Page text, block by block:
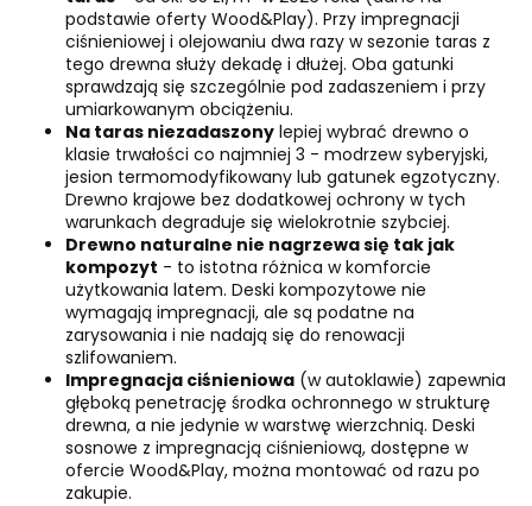
podstawie oferty Wood&Play). Przy impregnacji
ciśnieniowej i olejowaniu dwa razy w sezonie taras z
tego drewna służy dekadę i dłużej. Oba gatunki
sprawdzają się szczególnie pod zadaszeniem i przy
umiarkowanym obciążeniu.
Na taras niezadaszony lepiej wybrać drewno o
klasie trwałości co najmniej 3 - modrzew syberyjski,
jesion termomodyfikowany lub gatunek egzotyczny.
Drewno krajowe bez dodatkowej ochrony w tych
warunkach degraduje się wielokrotnie szybciej.
Drewno naturalne nie nagrzewa się tak jak
kompozyt - to istotna różnica w komforcie
użytkowania latem. Deski kompozytowe nie
wymagają impregnacji, ale są podatne na
zarysowania i nie nadają się do renowacji
szlifowaniem.
Impregnacja ciśnieniowa (w autoklawie) zapewnia
głęboką penetrację środka ochronnego w strukturę
drewna, a nie jedynie w warstwę wierzchnią. Deski
sosnowe z impregnacją ciśnieniową, dostępne w
ofercie Wood&Play, można montować od razu po
zakupie.